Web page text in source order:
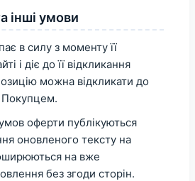
інші умови
в силу з моменту її
і діє до її відкликання
можна відкликати до
Покупцем.
оферти публікуються
оновленого тексту на
на вже
без згоди сторін.